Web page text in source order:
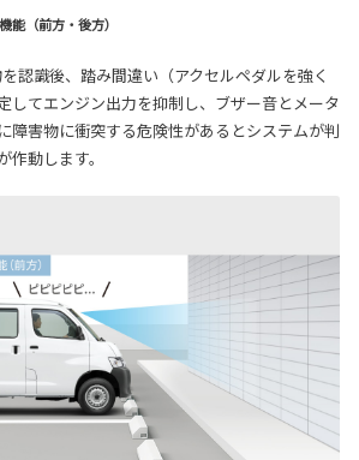
能（前方・後方）
認識後、踏み間違い（アクセルペダルを強く
してエンジン出力を抑制し、ブザー音とメータ
障害物に衝突する危険性があるとシステムが判
動します。